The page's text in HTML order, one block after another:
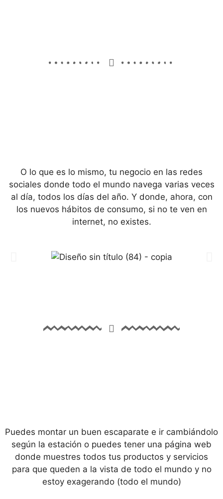
O lo que es lo mismo, tu negocio en las redes
sociales donde todo el mundo navega varias veces
al día, todos los días del año. Y donde, ahora, con
los nuevos hábitos de consumo, si no te ven en
internet, no existes.
Puedes montar un buen escaparate e ir cambiándolo
según la estación o puedes tener una página web
donde muestres todos tus productos y servicios
para que queden a la vista de todo el mundo y no
estoy exagerando (todo el mundo)